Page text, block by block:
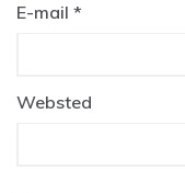
E-mail *
Websted